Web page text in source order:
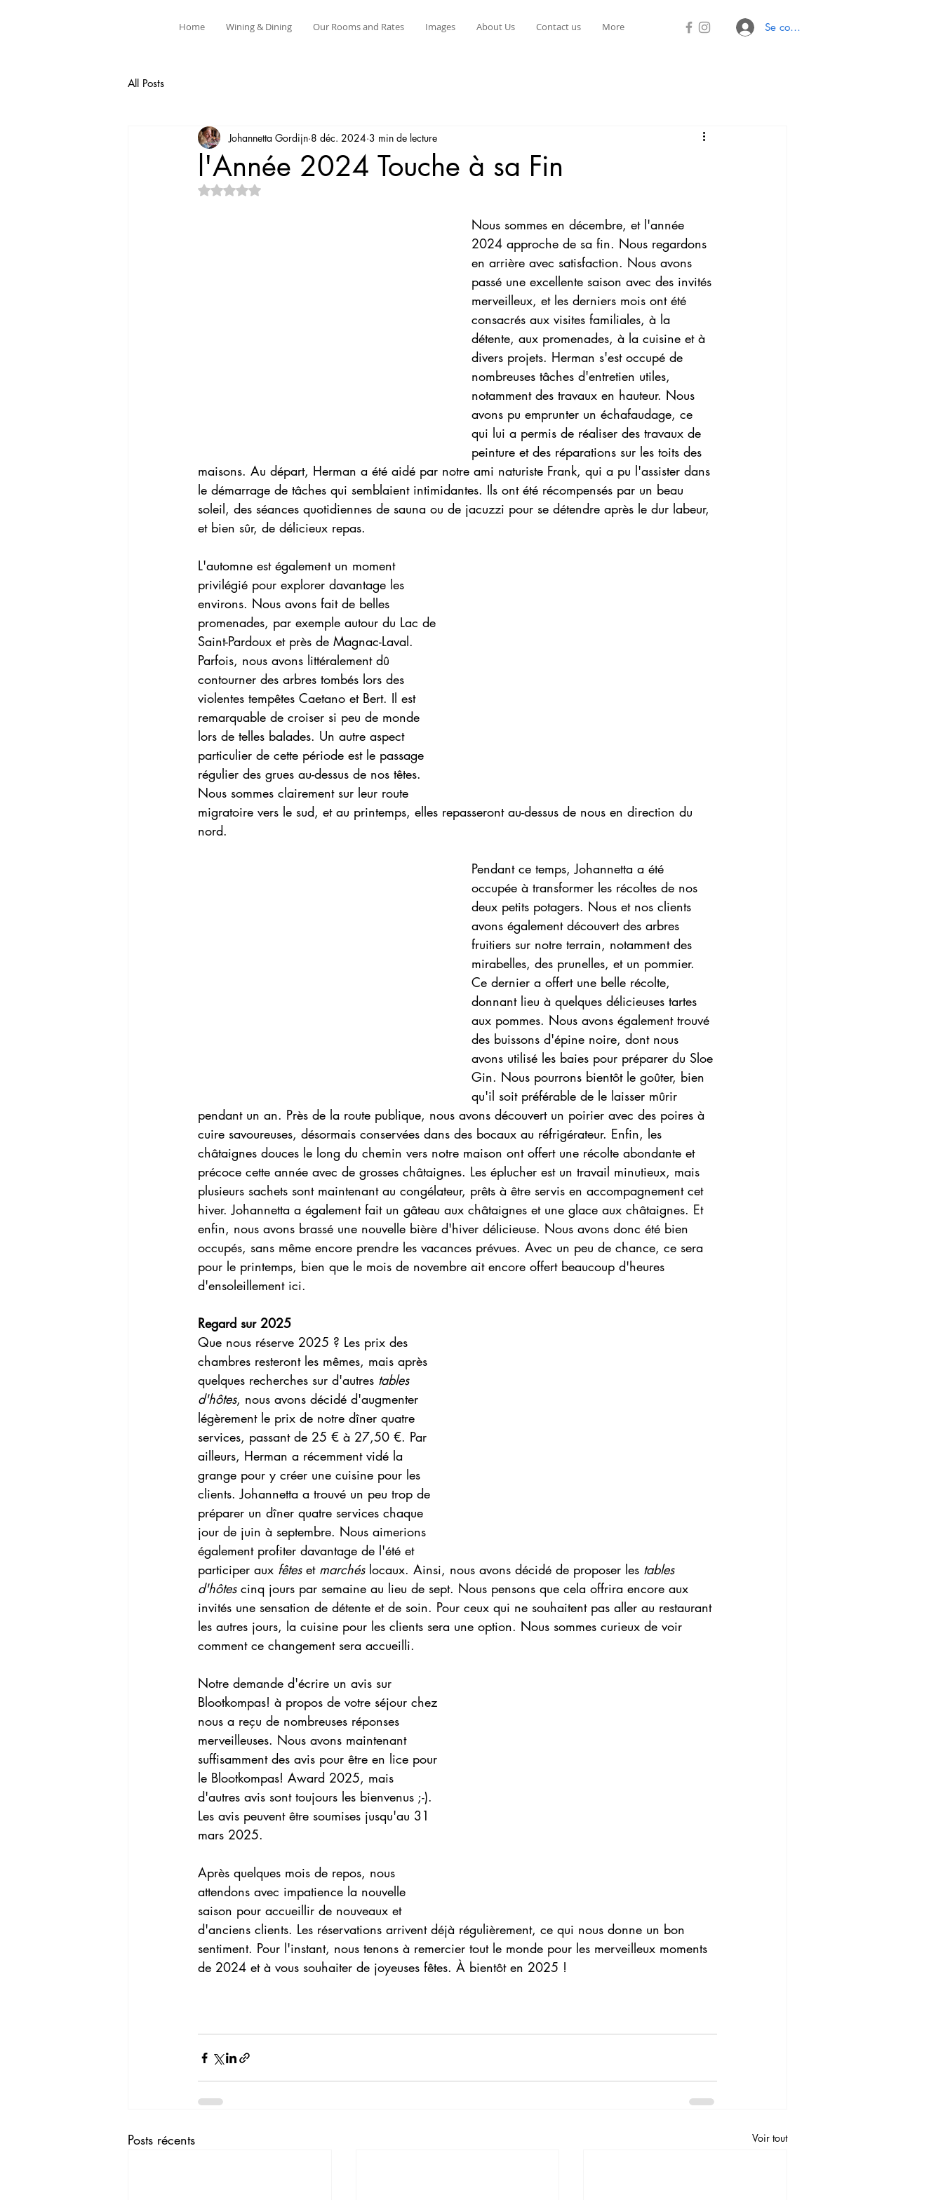
Home Wining & Dining Our Rooms and Rates Images About Us Contact us More Se connecter
All Posts
l'Année 2024 Touche à sa Fin
Johannetta Gordijn 8 déc. 2024 3 min de lecture
Noté NaN étoiles sur 5.
Nous sommes en décembre, et l'année
2024 approche de sa fin. Nous regardons
en arrière avec satisfaction. Nous avons
passé une excellente saison avec des invités
merveilleux, et les derniers mois ont été
consacrés aux visites familiales, à la
détente, aux promenades, à la cuisine et à
divers projets. Herman s'est occupé de
nombreuses tâches d'entretien utiles,
notamment des travaux en hauteur. Nous
avons pu emprunter un échafaudage, ce
qui lui a permis de réaliser des travaux de
peinture et des réparations sur les toits des
maisons. Au départ, Herman a été aidé par notre ami naturiste Frank, qui a pu l'assister dans
le démarrage de tâches qui semblaient intimidantes. Ils ont été récompensés par un beau
soleil, des séances quotidiennes de sauna ou de jacuzzi pour se détendre après le dur labeur,
et bien sûr, de délicieux repas.
L'automne est également un moment
privilégié pour explorer davantage les
environs. Nous avons fait de belles
promenades, par exemple autour du Lac de
Saint-Pardoux et près de Magnac-Laval.
Parfois, nous avons littéralement dû
contourner des arbres tombés lors des
violentes tempêtes Caetano et Bert. Il est
remarquable de croiser si peu de monde
lors de telles balades. Un autre aspect
particulier de cette période est le passage
régulier des grues au-dessus de nos têtes.
Nous sommes clairement sur leur route
migratoire vers le sud, et au printemps, elles repasseront au-dessus de nous en direction du
nord.
Pendant ce temps, Johannetta a été
occupée à transformer les récoltes de nos
deux petits potagers. Nous et nos clients
avons également découvert des arbres
fruitiers sur notre terrain, notamment des
mirabelles, des prunelles, et un pommier.
Ce dernier a offert une belle récolte,
donnant lieu à quelques délicieuses tartes
aux pommes. Nous avons également trouvé
des buissons d'épine noire, dont nous
avons utilisé les baies pour préparer du Sloe
Gin. Nous pourrons bientôt le goûter, bien
qu'il soit préférable de le laisser mûrir
pendant un an. Près de la route publique, nous avons découvert un poirier avec des poires à
cuire savoureuses, désormais conservées dans des bocaux au réfrigérateur. Enfin, les
châtaignes douces le long du chemin vers notre maison ont offert une récolte abondante et
précoce cette année avec de grosses châtaignes. Les éplucher est un travail minutieux, mais
plusieurs sachets sont maintenant au congélateur, prêts à être servis en accompagnement cet
hiver. Johannetta a également fait un gâteau aux châtaignes et une glace aux châtaignes. Et
enfin, nous avons brassé une nouvelle bière d'hiver délicieuse. Nous avons donc été bien
occupés, sans même encore prendre les vacances prévues. Avec un peu de chance, ce sera
pour le printemps, bien que le mois de novembre ait encore offert beaucoup d'heures
d'ensoleillement ici.
Regard sur 2025
Que nous réserve 2025 ? Les prix des
chambres resteront les mêmes, mais après
quelques recherches sur d'autres tables
d'hôtes, nous avons décidé d'augmenter
légèrement le prix de notre dîner quatre
services, passant de 25 € à 27,50 €. Par
ailleurs, Herman a récemment vidé la
grange pour y créer une cuisine pour les
clients. Johannetta a trouvé un peu trop de
préparer un dîner quatre services chaque
jour de juin à septembre. Nous aimerions
également profiter davantage de l'été et
participer aux fêtes et marchés locaux. Ainsi, nous avons décidé de proposer les tables
d'hôtes cinq jours par semaine au lieu de sept. Nous pensons que cela offrira encore aux
invités une sensation de détente et de soin. Pour ceux qui ne souhaitent pas aller au restaurant
les autres jours, la cuisine pour les clients sera une option. Nous sommes curieux de voir
comment ce changement sera accueilli.
Notre demande d'écrire un avis sur
Blootkompas! à propos de votre séjour chez
nous a reçu de nombreuses réponses
merveilleuses. Nous avons maintenant
suffisamment des avis pour être en lice pour
le Blootkompas! Award 2025, mais
d'autres avis sont toujours les bienvenus ;-).
Les avis peuvent être soumises jusqu'au 31
mars 2025.
Après quelques mois de repos, nous
attendons avec impatience la nouvelle
saison pour accueillir de nouveaux et
d'anciens clients. Les réservations arrivent déjà régulièrement, ce qui nous donne un bon
sentiment. Pour l'instant, nous tenons à remercier tout le monde pour les merveilleux moments
de 2024 et à vous souhaiter de joyeuses fêtes. À bientôt en 2025 !
Posts récents Voir tout